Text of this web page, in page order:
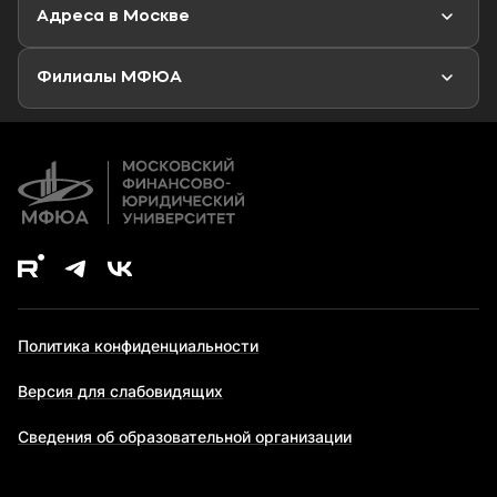
Аспирантура
Дополнительное образование
Адреса в Москве
Филиалы МФЮА
Политика конфиденциальности
Версия для слабовидящих
Сведения об образовательной организации